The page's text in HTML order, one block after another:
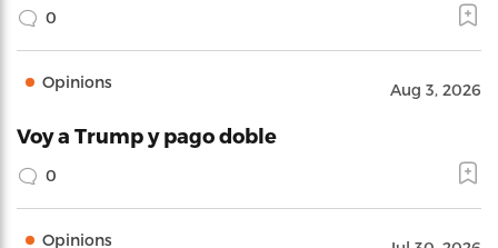
0
Opinions Aug 3, 2026
Voy a Trump y pago doble
0
Opinions